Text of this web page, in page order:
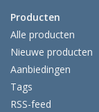
Producten
Alle producten
Nieuwe producten
Aanbiedingen
Tags
RSS-feed